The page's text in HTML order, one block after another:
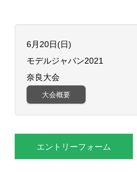
6月20日(日)
​モデルジャパン2021
奈良大会
大会概要
エントリーフォーム